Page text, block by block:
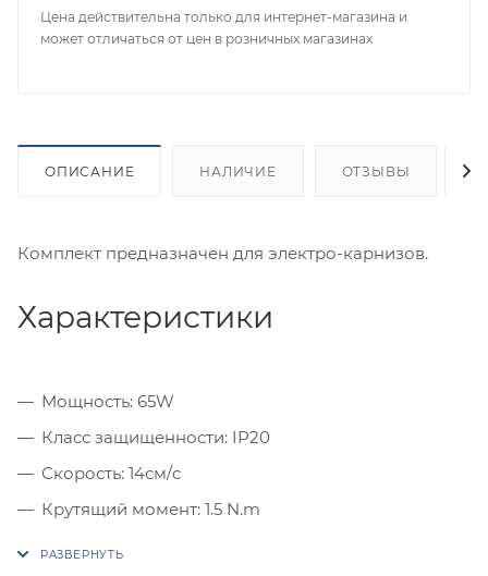
Цена действительна только для интернет-магазина и
может отличаться от цен в розничных магазинах
ОПИСАНИЕ НАЛИЧИЕ ОТЗЫВЫ
Комплект предназначен для электро-карнизов.
Характеристики
Мощность: 65W
Класс защищенности: IP20
Скорость: 14см/c
Крутящий момент: 1.5 N.m